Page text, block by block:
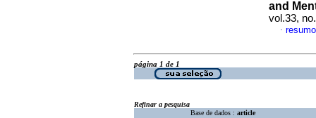
and
vol.33,
·
página 1 de 1
Refinar a pesquisa
Base de dados : article